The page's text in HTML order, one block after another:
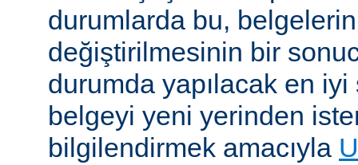
durumlarda bu,
değiştirilmesinin bir
durumda yapılacak en
belgeyi yeni yerinden
bilgilendirmek amacıyla